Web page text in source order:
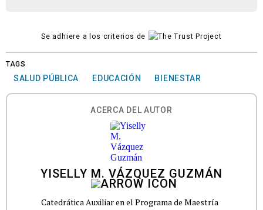
Se adhiere a los criterios de
TAGS
SALUD PÚBLICA EDUCACIÓN BIENESTAR
ACERCA DEL AUTOR
YISELLY M. VÁZQUEZ GUZMÁN
Catedrática Auxiliar en el Programa de Maestría